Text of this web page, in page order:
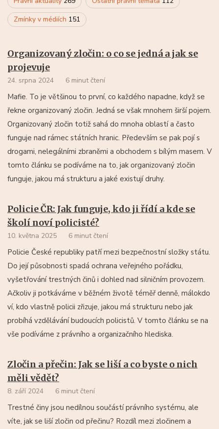
Zmínky v médiích 151
Organizovaný zločin: o co se jedná a jak se
projevuje
24. srpna 2024 6 minut čtení
Mafie. To je většinou to první, co každého napadne, když se
řekne organizovaný zločin. Jedná se však mnohem širší pojem.
Organizovaný zločin totiž sahá do mnoha oblastí a často
funguje nad rámec státních hranic. Především se pak pojí s
drogami, nelegálními zbraněmi a obchodem s bílým masem. V
tomto článku se podíváme na to, jak organizovaný zločin
funguje, jakou má strukturu a jaké existují druhy.
Policie ČR: Jak funguje, kdo ji řídí a kde se
školí noví policisté?
10. května 2025 6 minut čtení
Policie České republiky patří mezi bezpečnostní složky státu.
Do její působnosti spadá ochrana veřejného pořádku,
vyšetřování trestných činů i dohled nad silničním provozem.
Ačkoliv ji potkáváme v běžném životě téměř denně, málokdo
ví, kdo vlastně policii zřizuje, jakou má strukturu nebo jak
probíhá vzdělávání budoucích policistů. V tomto článku se na
vše podíváme z právního a organizačního hlediska.
Zločin a přečin: Jak se liší a co byste o nich
měli vědět?
8. září 2024 6 minut čtení
Trestné činy jsou nedílnou součástí právního systému, ale
víte, jak se liší zločin od přečinu? Rozdíl mezi zločinem a